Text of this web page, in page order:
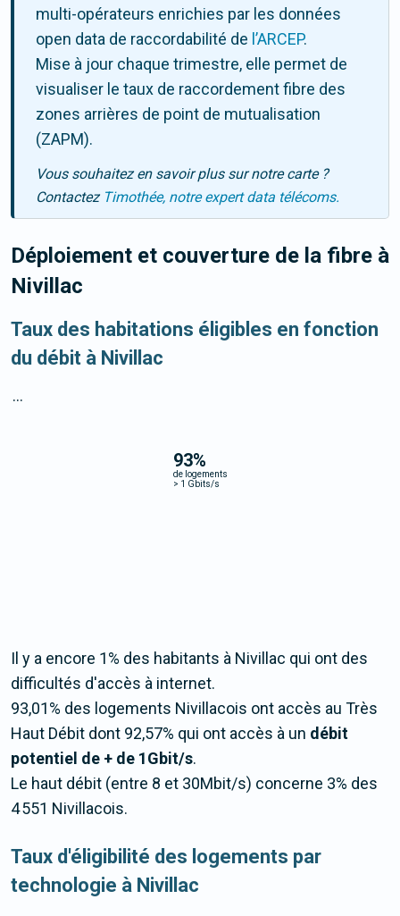
multi-opérateurs enrichies par les données
open data de raccordabilité de l’ARCEP.
Mise à jour chaque trimestre, elle permet de
visualiser le taux de raccordement fibre des
zones arrières de point de mutualisation
(ZAPM).
Vous souhaitez en savoir plus sur notre carte ?
Contactez Timothée, notre expert data télécoms.
Déploiement et couverture de la fibre à
Nivillac
Taux des habitations éligibles en fonction
du débit à Nivillac
93%
de logements
> 1 Gbits/s
...
Il y a encore 1% des habitants à Nivillac qui ont des
difficultés d'accès à internet.
93,01% des logements Nivillacois ont accès au Très
Haut Débit dont 92,57% qui ont accès à un débit
potentiel de + de 1Gbit/s.
Le haut débit (entre 8 et 30Mbit/s) concerne 3% des
4 551 Nivillacois.
Taux d'éligibilité des logements par
technologie à Nivillac